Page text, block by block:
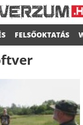
FELSŐOKTATÁS